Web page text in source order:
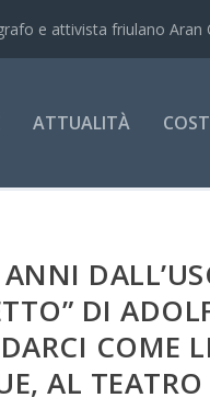
e attivista friulano Aran
ATTUALITÀ
DI
COME
AL